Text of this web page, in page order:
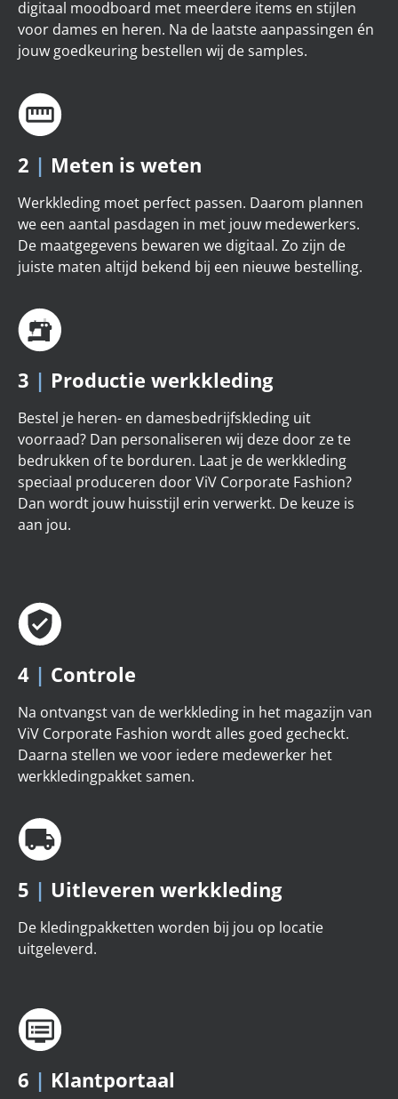
digitaal moodboard met meerdere items en stijlen
voor dames en heren. Na de laatste aanpassingen én
jouw goedkeuring bestellen wij de samples.
2 | Meten is weten
Werkkleding moet perfect passen. Daarom plannen
we een aantal pasdagen in met jouw medewerkers.
De maatgegevens bewaren we digitaal. Zo zijn de
juiste maten altijd bekend bij een nieuwe bestelling.
3 | Productie werkkleding
Bestel je heren- en damesbedrijfskleding uit
voorraad? Dan personaliseren wij deze door ze te
bedrukken of te borduren. Laat je de werkkleding
speciaal produceren door ViV Corporate Fashion?
Dan wordt jouw huisstijl erin verwerkt. De keuze is
aan jou.
4 | Controle
Na ontvangst van de werkkleding in het magazijn van
ViV Corporate Fashion wordt alles goed gecheckt.
Daarna stellen we voor iedere medewerker het
werkkledingpakket samen.
5 | Uitleveren werkkleding
De kledingpakketten worden bij jou op locatie
uitgeleverd.
6 | Klantportaal